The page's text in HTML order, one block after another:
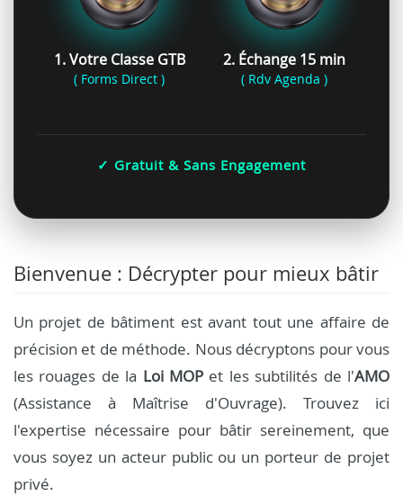
1. Votre Classe GTB
( Forms Direct )
2. Échange 15 min
( Rdv Agenda )
✓ Gratuit & Sans Engagement
Bienvenue : Décrypter pour mieux bâtir
Un projet de bâtiment est avant tout une affaire de
précision et de méthode. Nous décryptons pour vous
les rouages de la Loi MOP et les subtilités de l'AMO
(Assistance à Maîtrise d'Ouvrage). Trouvez ici
l'expertise nécessaire pour bâtir sereinement, que
vous soyez un acteur public ou un porteur de projet
privé.